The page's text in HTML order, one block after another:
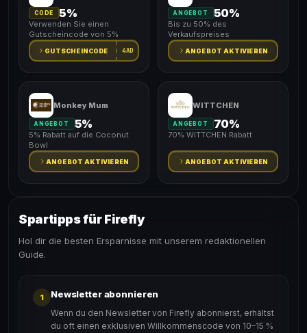
CODE 5%
Verwenden Sie einen
Gutscheincode von 5%
GUTSCHEINCODE 4AD
ANGEBOT 50%
Bis zu 50% des
Verkaufspreises
ANGEBOT AKTIVIEREN
Monkey Mum
ANGEBOT 5%
5% Rabatt auf die Coconut
Bowl
ANGEBOT AKTIVIEREN
WITTCHEN
ANGEBOT 70%
70% WITTCHEN Rabatt
ANGEBOT AKTIVIEREN
Spartipps für Firefly
Hol dir die besten Ersparnisse mit unserem redaktionellen
Guide.
1 Newsletter abonnieren
Wenn du den Newsletter von Firefly abonnierst, erhältst
du oft einen exklusiven Willkommenscode von 10–15 %